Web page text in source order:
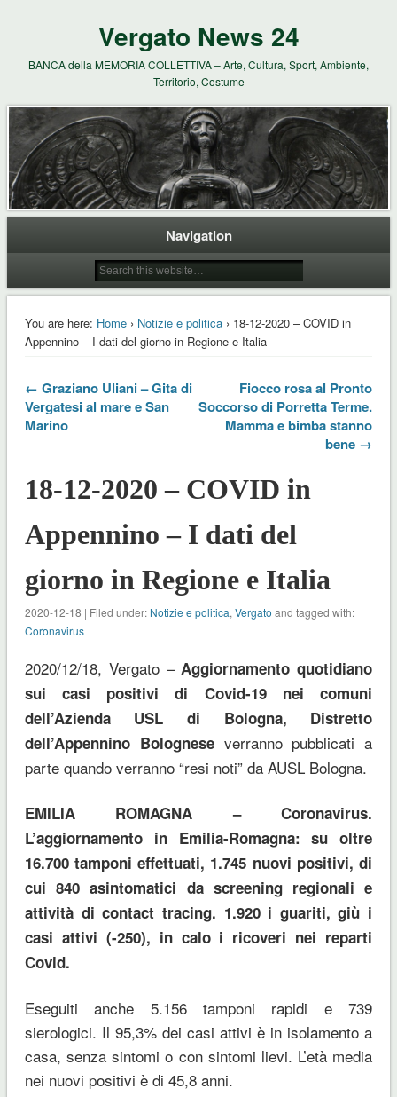
Vergato News 24
BANCA della MEMORIA COLLETTIVA – Arte, Cultura, Sport, Ambiente,
Territorio, Costume
Navigation
You are here: Home› Notizie e politica› 18-12-2020 – COVID in
Appennino – I dati del giorno in Regione e Italia
← Graziano Uliani – Gita di
Vergatesi al mare e San
Marino
Fiocco rosa al Pronto
Soccorso di Porretta Terme.
Mamma e bimba stanno
bene →
18-12-2020 – COVID in
Appennino – I dati del
giorno in Regione e Italia
2020-12-18 | Filed under: Notizie e politica, Vergato and tagged with:
Coronavirus
2020/12/18, Vergato – Aggiornamento quotidiano
sui casi positivi di Covid-19 nei comuni
dell’Azienda USL di Bologna, Distretto
dell’Appennino Bologneseverranno pubblicati a
parte quando verranno “resi noti” da AUSL Bologna.
EMILIA ROMAGNA – Coronavirus.
L’aggiornamento in Emilia-Romagna: su oltre
16.700 tamponi effettuati, 1.745 nuovi positivi, di
cui 840 asintomatici da screening regionali e
attività di contact tracing. 1.920 i guariti, giù i
casi attivi (-250), in calo i ricoveri nei reparti
Covid.
Eseguiti anche 5.156 tamponi rapidi e 739
sierologici. Il 95,3% dei casi attivi è in isolamento a
casa, senza sintomi o con sintomi lievi. L’età media
nei nuovi positivi è di 45,8 anni.